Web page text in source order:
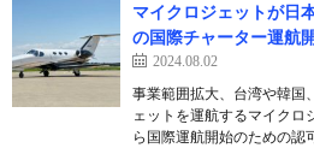
マイクロジェットが日
の国際チャーター運航
2024.08.02
事業範囲拡大、台湾や韓国
ェットを運航するマイクロ
ら国際運航開始のための認